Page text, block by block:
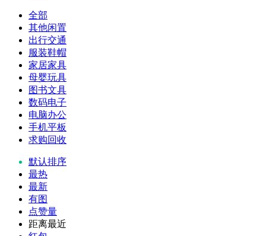
全部
其他闲置
出行交通
服装鞋帽
家居家具
母婴玩具
图书文具
数码电子
电脑办公
手机平板
求购回收
默认排序
最热
最新
有图
点赞量
距离最近